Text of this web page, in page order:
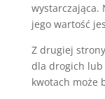
wystarczająca.
jego wartość
Z drugiej
dla drogich lub
kwotach może